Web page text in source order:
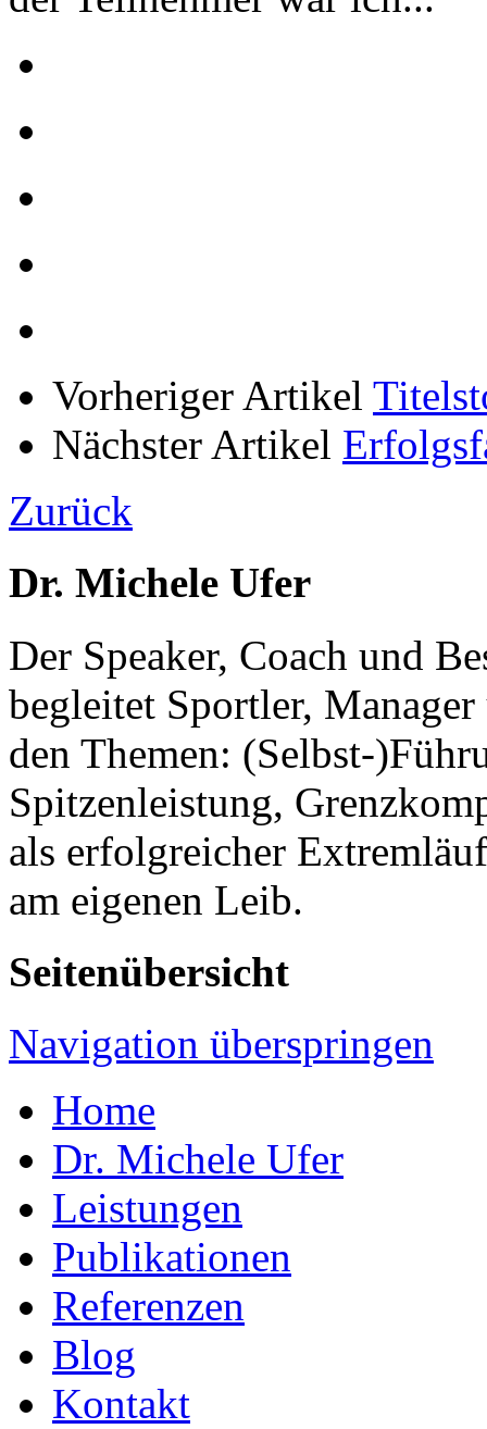
Vorheriger Artikel
Nächster Artikel
Zurück
Dr. Michele Ufer
Der Speaker, Coach und
begleitet Sportler,
den Themen: (Selbst-
Spitzenleistung,
als erfolgreicher
am eigenen Leib.
Seitenübersicht
Navigation überspringen
Home
Dr. Michele Ufer
Leistungen
Publikationen
Referenzen
Blog
Kontakt